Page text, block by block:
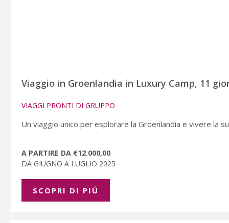
Viaggio in Groenlandia in Luxury Camp, 11
VIAGGI PRONTI DI GRUPPO
Un viaggio unico per esplorare la Groenlandia e vivere la
A PARTIRE DA €12.000,00
DA GIUGNO A LUGLIO 2025
SCOPRI DI PIÚ